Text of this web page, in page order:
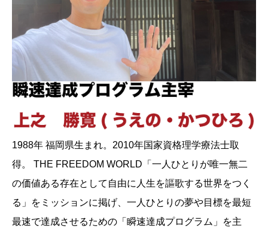
1988年 福岡県生まれ。2010年国家資格理学療法士取
得。 THE FREEDOM WORLD「一人ひとりが唯一無二
の価値ある存在として自由に人生を謳歌する世界をつく
る」をミッションに掲げ、一人ひとりの夢や目標を最短
最速で達成させるための「瞬速達成プログラム」を主